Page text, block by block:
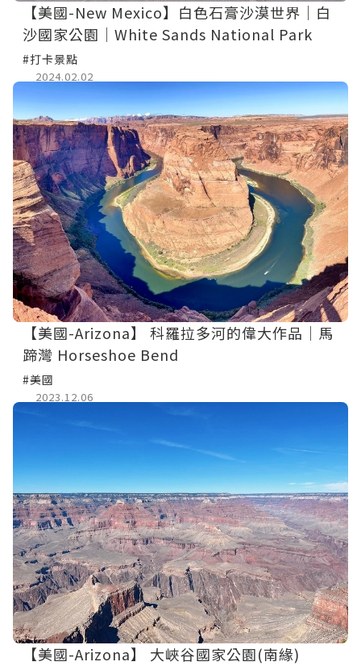
【美國-New Mexico】白色石膏沙漠世界│白
沙國家公園│White Sands National Park
#打卡景點
2024.02.02
【美國-Arizona】 科羅拉多河的偉大作品│馬
蹄灣 Horseshoe Bend
#美國
2023.12.06
【美國-Arizona】 大峽谷國家公園(南緣)